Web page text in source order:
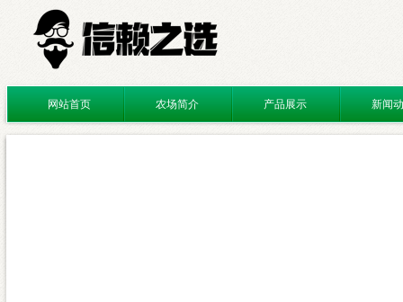
网站首页 农场简介 产品展示 新闻